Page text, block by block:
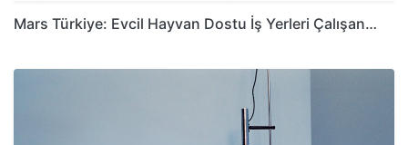
Mars Türkiye: Evcil Hayvan Dostu İş Yerleri Çalışan…